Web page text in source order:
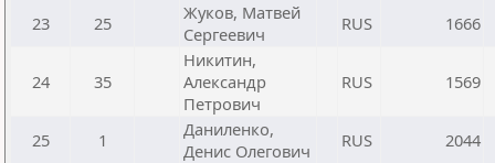
23 25
Жуков, Матвей
Сергеевич
RUS 1666
24 35
Никитин,
Александр
Петрович
RUS 1569
25 1
Даниленко,
Денис Олегович
RUS 2044